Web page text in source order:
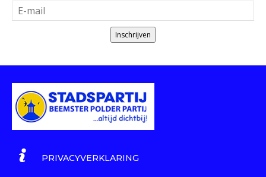
Inschrijven
PRIVACYVERKLARING